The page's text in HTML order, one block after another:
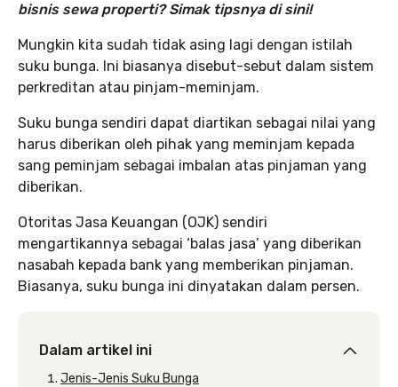
bisnis sewa properti? Simak tipsnya di sini!
Mungkin kita sudah tidak asing lagi dengan istilah
suku bunga. Ini biasanya disebut-sebut dalam sistem
perkreditan atau pinjam-meminjam.
Suku bunga sendiri dapat diartikan sebagai nilai yang
harus diberikan oleh pihak yang meminjam kepada
sang peminjam sebagai imbalan atas pinjaman yang
diberikan.
Otoritas Jasa Keuangan (OJK) sendiri
mengartikannya sebagai ‘balas jasa’ yang diberikan
nasabah kepada bank yang memberikan pinjaman.
Biasanya, suku bunga ini dinyatakan dalam persen.
Dalam artikel ini
Jenis-Jenis Suku Bunga